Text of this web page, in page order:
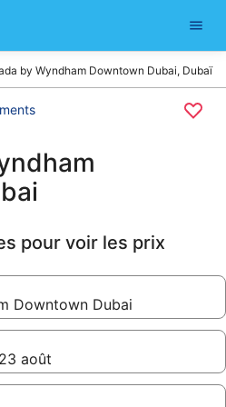
by Wyndham Downtown Dubai, Dubaï
pour voir les prix
Downtown Dubai
août